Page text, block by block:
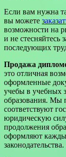
Если вам нужна
вы можете
возможности на
и не стесняйтесь
последующих
Продажа
это отличная
оформленные
учебы в учебных
образования. Мы
соответствуют
юридическую
продолжения
оформляют
законодательства.